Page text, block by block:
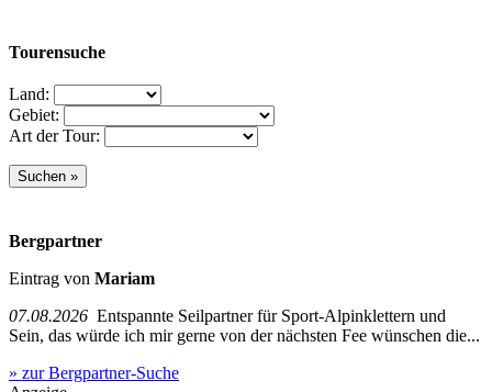
Tourensuche
Land:
Gebiet:
Art der Tour:
Bergpartner
Eintrag von Mariam
07.08.2026 Entspannte Seilpartner für Sport-Alpinklettern und
Sein, das würde ich mir gerne von der nächsten Fee wünschen die...
» zur Bergpartner-Suche